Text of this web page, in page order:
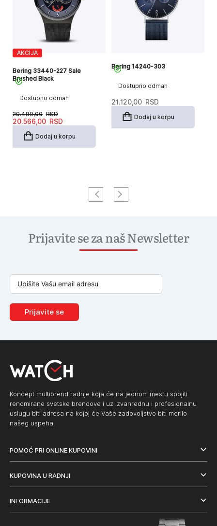
Dostupno odmah
AKCIJA
Bering 33440-227 Sale
Brushed Black
29.480,00 RSD
Originalna
20.566,00 RSD
Trenutna
Dodaj u korpu
Dostupno odmah
Bering 14240-303
21.120,00 RSD
Dodaj u korpu
Prijavite se za naš Newsletter
Prijavite se
Koncept multibrend radnje koja će na jednom mestu spojiti
renomirane svetske brendove i uz izvanrednu i profesionalnu
uslugu biti adresa na kojoj će Vaše zadovoljstvo biti merilo
našeg uspeha.
POMOĆ PRI ONLINE KUPOVINI
KUPOVINA U RADNJI
INFORMACIJE